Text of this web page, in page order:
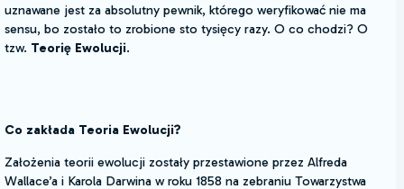
uznawane jest za absolutny pewnik, którego weryfikować nie ma
sensu, bo zostało to zrobione sto tysięcy razy. O co chodzi? O
tzw. Teorię Ewolucji.
Co zakłada Teoria Ewolucji?
Założenia teorii ewolucji zostały przestawione przez Alfreda
Wallace’a i Karola Darwina w roku 1858 na zebraniu Towarzystwa